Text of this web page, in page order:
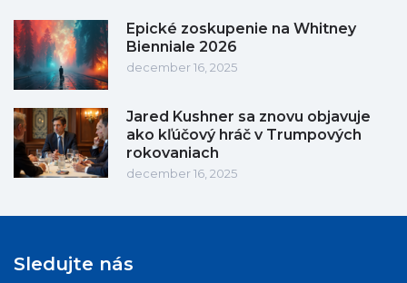
Epické zoskupenie na Whitney
Bienniale 2026
december 16, 2025
Jared Kushner sa znovu objavuje
ako kľúčový hráč v Trumpových
rokovaniach
december 16, 2025
Sledujte nás